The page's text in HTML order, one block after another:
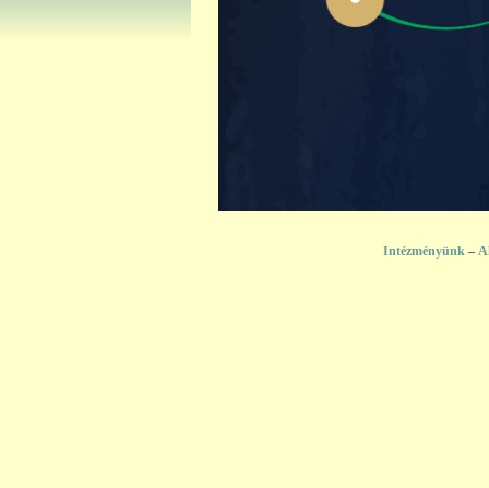
Intézményünk –